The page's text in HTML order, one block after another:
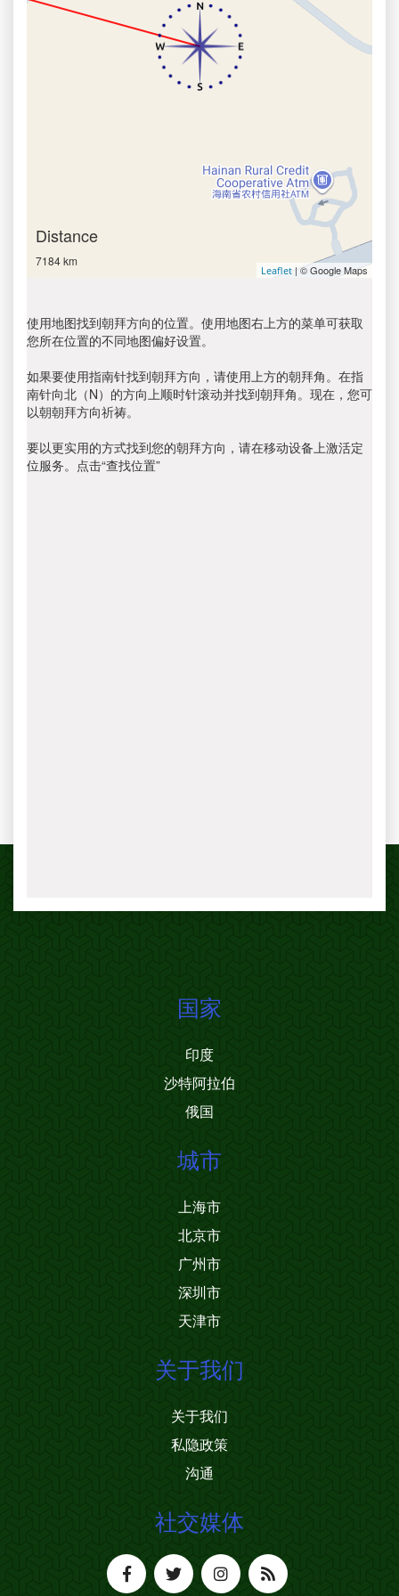
Distance
7184 km
Leaflet| © Google Maps
使用地图找到朝拜方向的位置。使用地图右上方的菜单可获取
您所在位置的不同地图偏好设置。
如果要使用指南针找到朝拜方向，请使用上方的朝拜角。在指
南针向北（N）的方向上顺时针滚动并找到朝拜角。现在，您可
以朝朝拜方向祈祷。
要以更实用的方式找到您的朝拜方向，请在移动设备上激活定
位服务。点击“查找位置”
国家
印度
沙特阿拉伯
俄国
城市
上海市
北京市
广州市
深圳市
天津市
关于我们
关于我们
私隐政策
沟通
社交媒体